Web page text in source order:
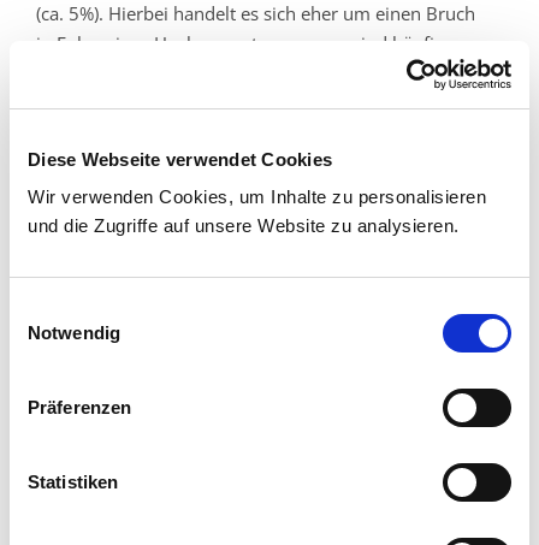
Diese Webseite verwendet Cookies
Wir verwenden Cookies, um Inhalte zu personalisieren
und die Zugriffe auf unsere Website zu analysieren.
Notwendig
Präferenzen
Statistiken
(ca. 5%). Hierbei handelt es sich eher um einen Bruch
in Folge eines Hochrasanztraumas, es sind häufig
jüngere Patienten betroffen. Der Bruchspalt liegt direkt
in der Nähe des großen Rollhügels (Trochanter major).
Gelenkkapsel, es besteht die Gefahr eines höheren
Blutverlustes.
solchen Fraktur auf?
Bei der dislozierten Schenkelhalsfraktur besteht eine
Außenrotationsstellung. Die Belastbarkeit des Beines
Weitere Informationen